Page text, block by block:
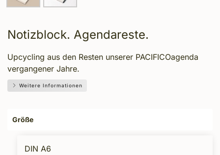
Notizblock. Agendareste.
Upcycling aus den Resten unserer PACIFICOagenda
vergangener Jahre.
Weitere Informationen
Größe
DIN A6